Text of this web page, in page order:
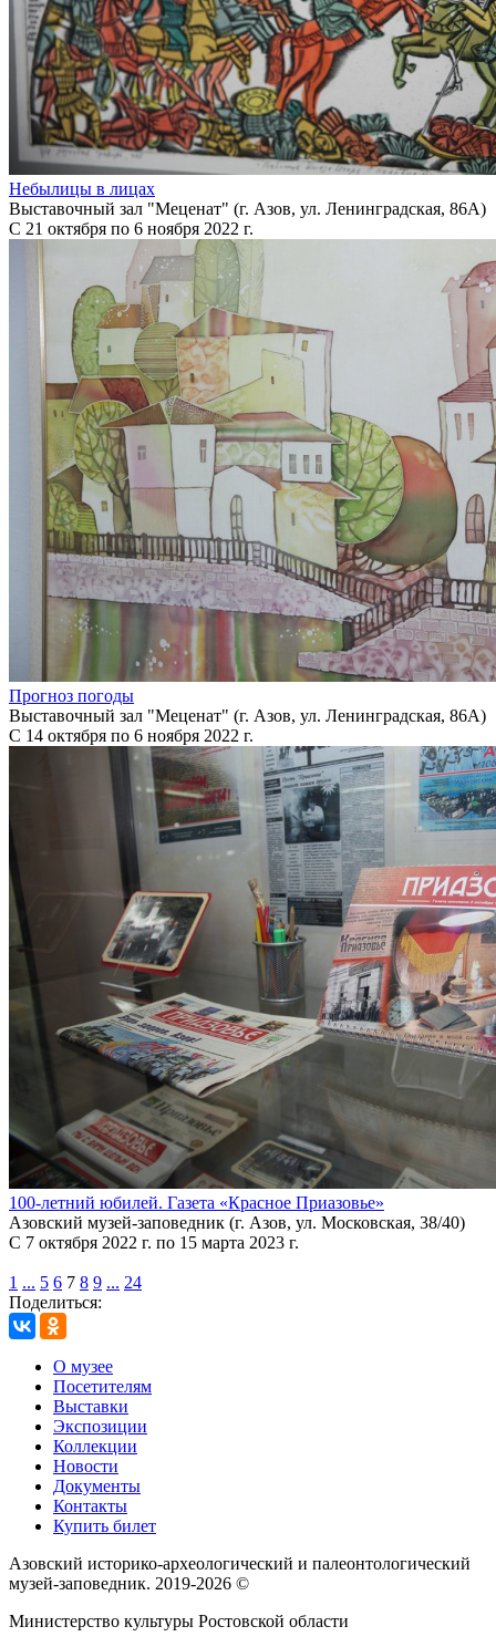
Небылицы в лицах
Выставочный зал "Меценат" (г. Азов, ул. Ленинградская, 86А)
С 21 октября по 6 ноября 2022 г.
Прогноз погоды
Выставочный зал "Меценат" (г. Азов, ул. Ленинградская, 86А)
С 14 октября по 6 ноября 2022 г.
100-летний юбилей. Газета «Красное Приазовье»
Азовский музей-заповедник (г. Азов, ул. Московская, 38/40)
С 7 октября 2022 г. по 15 марта 2023 г.
1 ... 5 6 7 8 9 ... 24
Поделиться:
О музее
Посетителям
Выставки
Экспозиции
Коллекции
Новости
Документы
Контакты
Купить билет
Азовский историко‑археологический и палеонтологический
музей‑заповедник. 2019-2026 ©
Министерство культуры Ростовской области